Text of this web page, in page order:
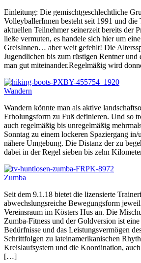
Einleitung: Die gemischtgeschlechtliche
VolleyballerInnen besteht seit 1991 und die
aktuellen Teilnehmer seinerzeit bereits der
ließe vermuten, es handele sich hier um
GreisInnen… aber weit gefehlt! Die
Jugendlichen bis zum rüstigen Rentner und
man gut miteinander.Regelmäßig wird
Wandern
Wandern könnte man als aktive
Erholungsform zu Fuß definieren. Und so
auch regelmäßig bis unregelmäßig
Sonntag zu einem lockeren Spaziergang
nähere Umgebung. Die Distanz der zu
dabei in der Regel sieben bis zehn
Zumba
Seit dem 9.1.18 bietet die lizensierte
abwechslungsreiche Bewegungsform
Vereinsraum im Kösters Hus an. Die
Zumba-Fitness und der Goldversion ist
Bedürfnisse und das Leistungsvermögen
Schrittfolgen zu lateinamerikanischen
Kreislaufsystem und die Koordination,
[…]